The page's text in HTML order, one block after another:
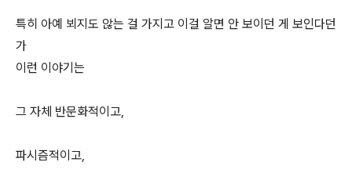
특히 아예 뵈지도 않는 걸 가지고 이걸 알면 안 보이던 게 보인다던
가
이런 이야기는
그 자체 반문화적이고,
파시즘적이고,